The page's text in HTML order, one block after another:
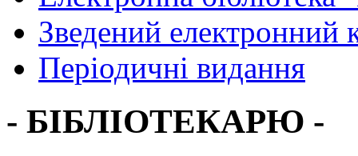
Зведений електронний
Періодичні видання
- БІБЛІОТЕКАРЮ -